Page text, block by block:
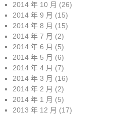
2014 年 10 月 (26)
2014 年 9 月 (15)
2014 年 8 月 (15)
2014 年 7 月 (2)
2014 年 6 月 (5)
2014 年 5 月 (6)
2014 年 4 月 (7)
2014 年 3 月 (16)
2014 年 2 月 (2)
2014 年 1 月 (5)
2013 年 12 月 (17)